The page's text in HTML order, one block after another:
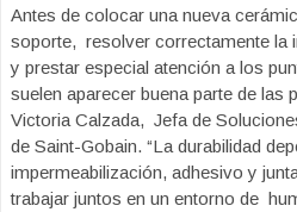
Antes de colocar una nueva
soporte, resolver correctamente la
y prestar especial atención a los
suelen aparecer buena parte de las
Victoria Calzada, Jefa de
de Saint-Gobain. “La durabilidad
impermeabilización, adhesivo y
trabajar juntos en un entorno de